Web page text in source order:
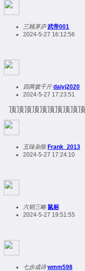
三顾茅庐 武帝001
2024-5-27 16:12:56
四两拨千斤 daiyj2020
2024-5-27 17:23:51
顶顶顶顶顶顶顶顶顶
五味杂陈 Frank_2013
2024-5-27 17:24:10
六韬三略 鼠标
2024-5-27 19:51:55
七步成诗 wmm598